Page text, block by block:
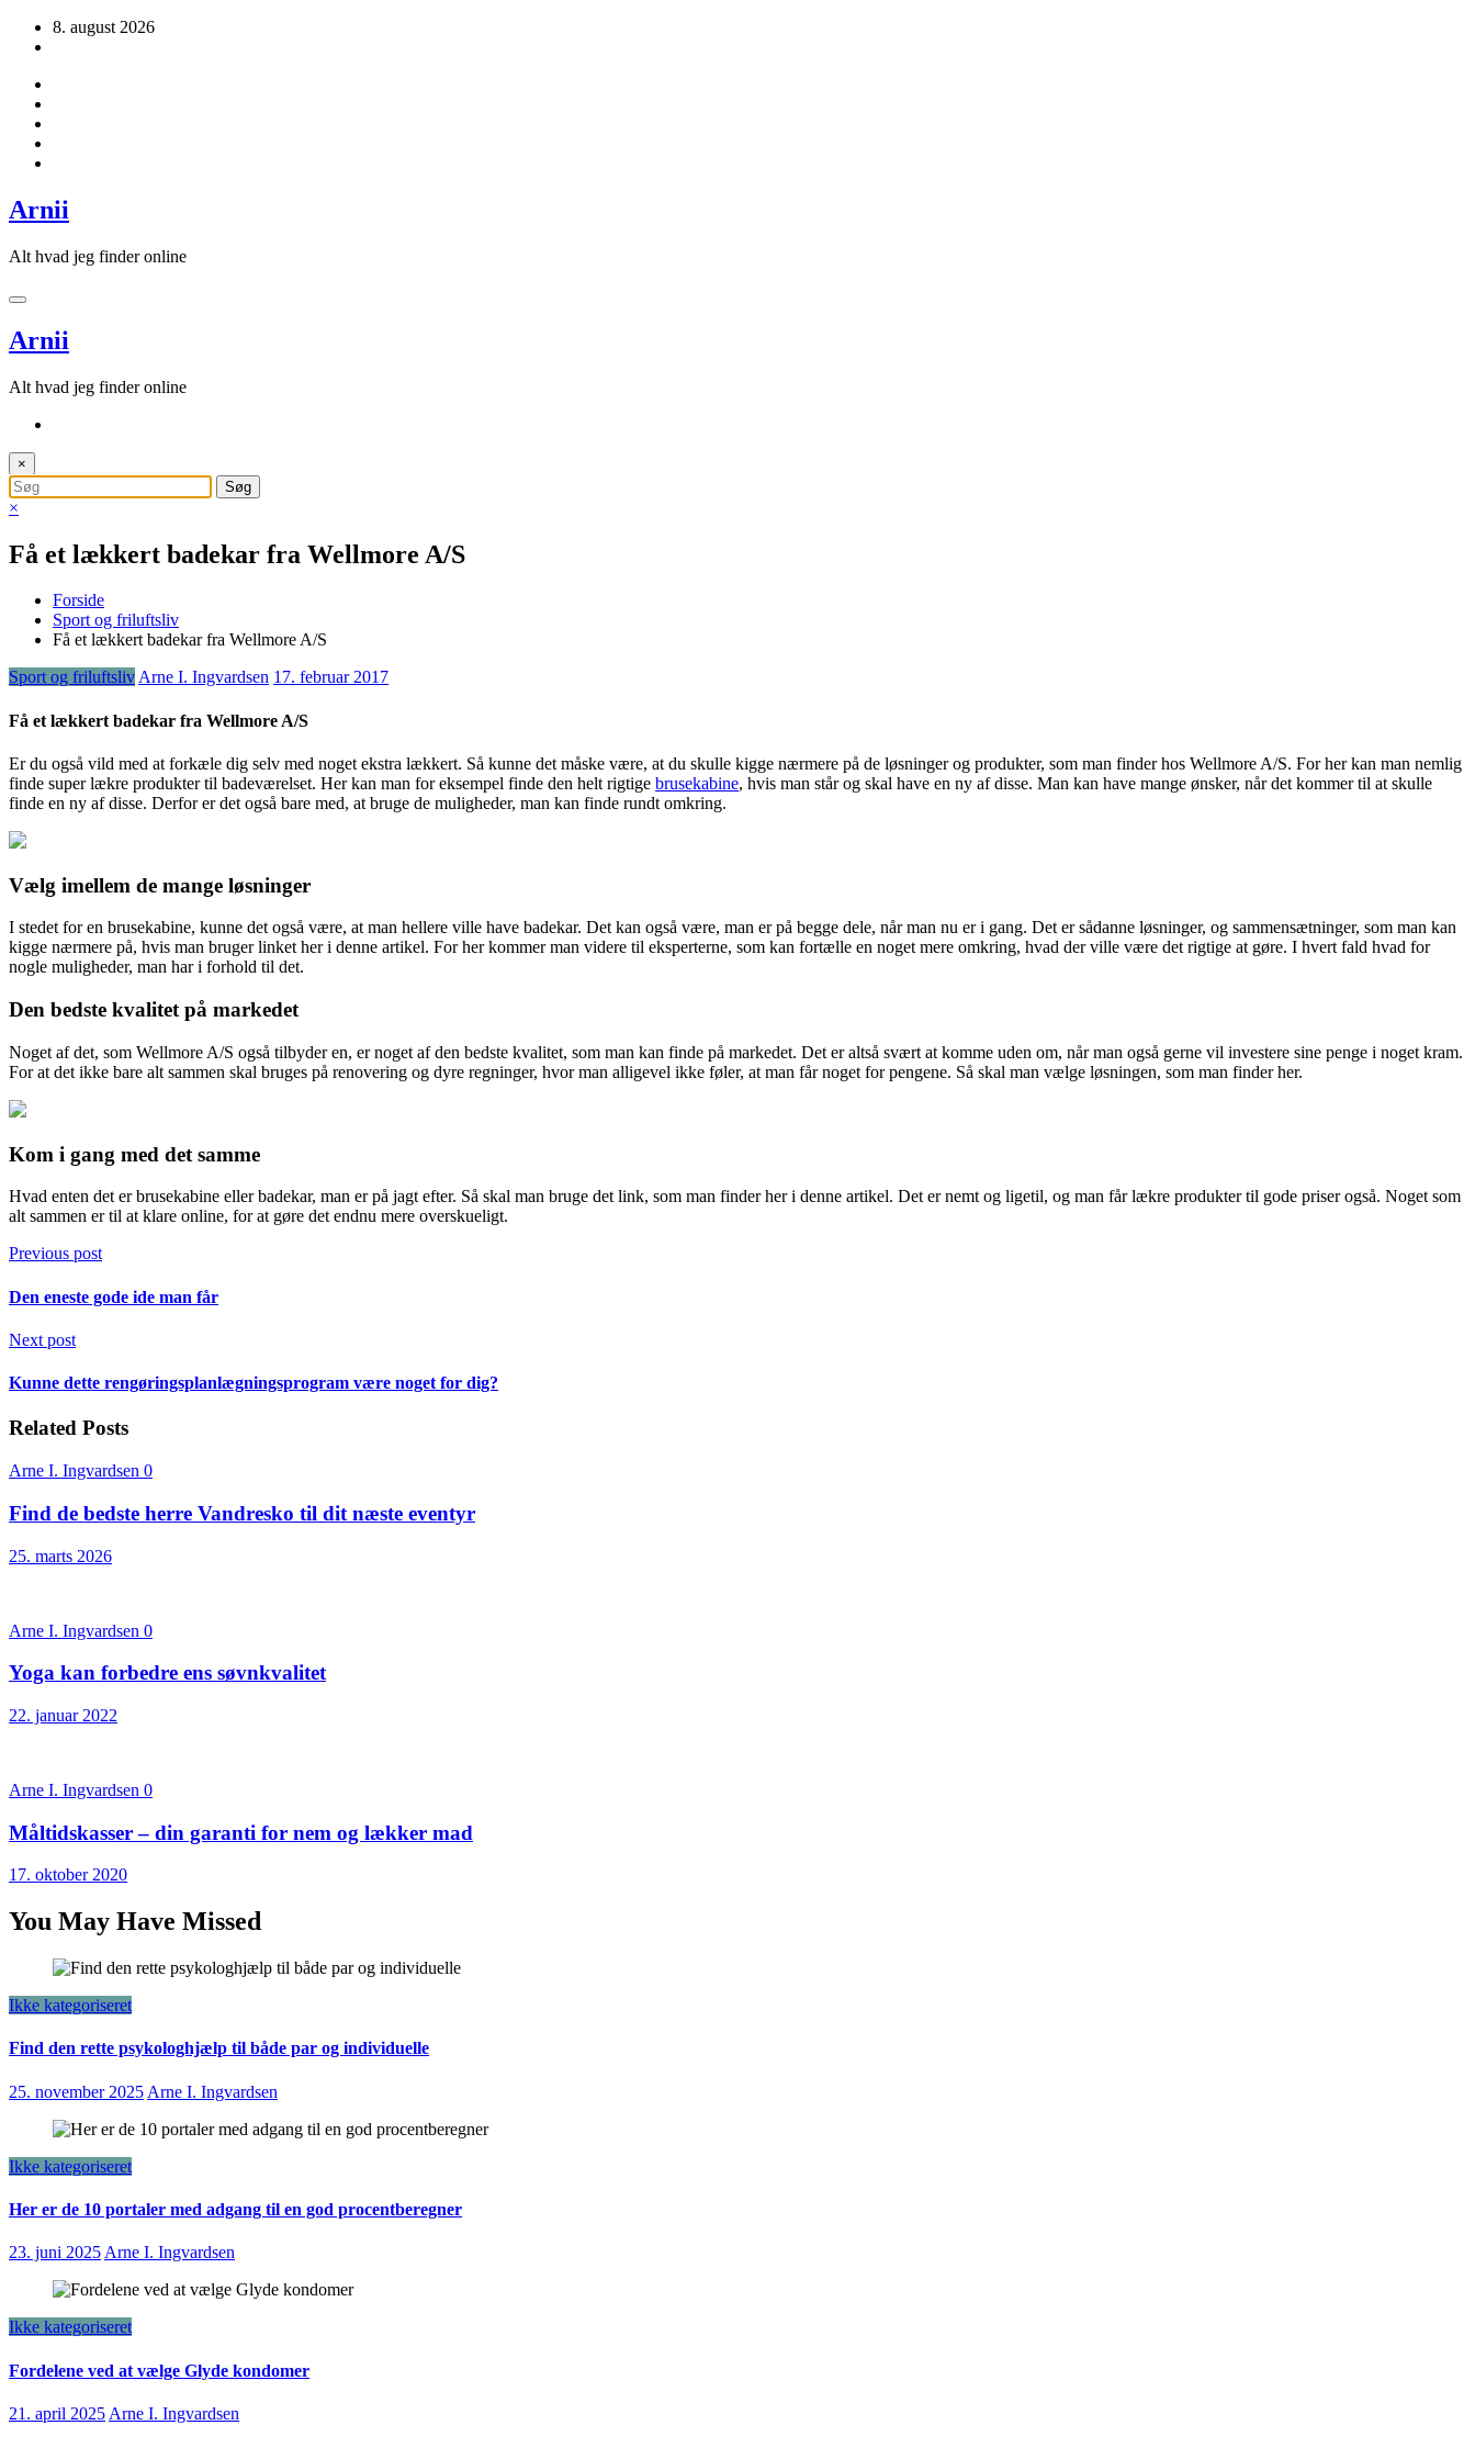
Videre8. august 2026
Arnii
Alt hvad jeg finder online
Arnii
Alt hvad jeg finder online
×
×
Få et lækkert badekar fra Wellmore A/S
Forside
Sport og friluftsliv
Få et lækkert badekar fra Wellmore A/S
Sport og friluftslivArne I. Ingvardsen 17. februar 2017
Få et lækkert badekar fra Wellmore A/S
Er du også vild med at forkæle dig selv med noget ekstra lækkert. Så kunne det måske være, at du skulle kigge nærmere på de løsninger og produkter, som man finder hos Wellmore A/S. For her kan man nemlig
finde super lækre produkter til badeværelset. Her kan man for eksempel finde den helt rigtige brusekabine, hvis man står og skal have en ny af disse. Man kan have mange ønsker, når det kommer til at skulle
finde en ny af disse. Derfor er det også bare med, at bruge de muligheder, man kan finde rundt omkring.
Vælg imellem de mange løsninger
I stedet for en brusekabine, kunne det også være, at man hellere ville have badekar. Det kan også være, man er på begge dele, når man nu er i gang. Det er sådanne løsninger, og sammensætninger, som man kan
kigge nærmere på, hvis man bruger linket her i denne artikel. For her kommer man videre til eksperterne, som kan fortælle en noget mere omkring, hvad der ville være det rigtige at gøre. I hvert fald hvad for
nogle muligheder, man har i forhold til det.
Den bedste kvalitet på markedet
Noget af det, som Wellmore A/S også tilbyder en, er noget af den bedste kvalitet, som man kan finde på markedet. Det er altså svært at komme uden om, når man også gerne vil investere sine penge i noget kram.
For at det ikke bare alt sammen skal bruges på renovering og dyre regninger, hvor man alligevel ikke føler, at man får noget for pengene. Så skal man vælge løsningen, som man finder her.
Kom i gang med det samme
Hvad enten det er brusekabine eller badekar, man er på jagt efter. Så skal man bruge det link, som man finder her i denne artikel. Det er nemt og ligetil, og man får lækre produkter til gode priser også. Noget som
alt sammen er til at klare online, for at gøre det endnu mere overskueligt.
Previous post
Den eneste gode ide man får
Next post
Kunne dette rengøringsplanlægningsprogram være noget for dig?
Related Posts
Arne I. Ingvardsen 0
Find de bedste herre Vandresko til dit næste eventyr
25. marts 2026
Arne I. Ingvardsen 0
Yoga kan forbedre ens søvnkvalitet
22. januar 2022
Arne I. Ingvardsen 0
Måltidskasser – din garanti for nem og lækker mad
17. oktober 2020
You May Have Missed
Ikke kategoriseret
Find den rette psykologhjælp til både par og individuelle
25. november 2025 Arne I. Ingvardsen
Ikke kategoriseret
Her er de 10 portaler med adgang til en god procentberegner
23. juni 2025 Arne I. Ingvardsen
Ikke kategoriseret
Fordelene ved at vælge Glyde kondomer
21. april 2025 Arne I. Ingvardsen